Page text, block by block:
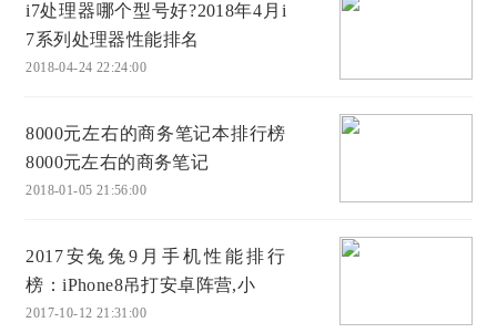
i7处理器哪个型号好?2018年4月i
7系列处理器性能排名
2018-04-24 22:24:00
8000元左右的商务笔记本排行榜
8000元左右的商务笔记
2018-01-05 21:56:00
2017安兔兔9月手机性能排行
榜：iPhone8吊打安卓阵营,小
2017-10-12 21:31:00